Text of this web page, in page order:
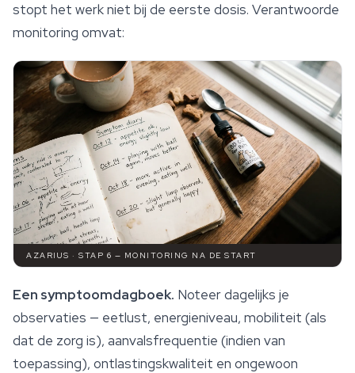
stopt het werk niet bij de eerste dosis. Verantwoorde
monitoring omvat:
AZARIUS · STAP 6 — MONITORING NA DE START
Een symptoomdagboek. Noteer dagelijks je
observaties — eetlust, energieniveau, mobiliteit (als
dat de zorg is), aanvalsfrequentie (indien van
toepassing), ontlastingskwaliteit en ongewoon